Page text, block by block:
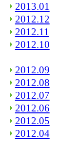
2013.01
2012.12
2012.11
2012.10
2012.09
2012.08
2012.07
2012.06
2012.05
2012.04